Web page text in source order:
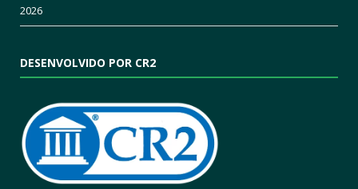
2026
DESENVOLVIDO POR CR2